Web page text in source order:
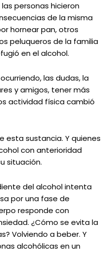
personas hicieron
de la misma
hornear pan, otros
peluqueros de la familia
en el alcohol.
las dudas, la
y amigos, tener más
actividad física cambió
esta sustancia. Y quienes
con anterioridad
situación.
del alcohol intenta
por una fase de
responde con
¿Cómo se evita la
Volviendo a beber. Y
alcohólicas en un